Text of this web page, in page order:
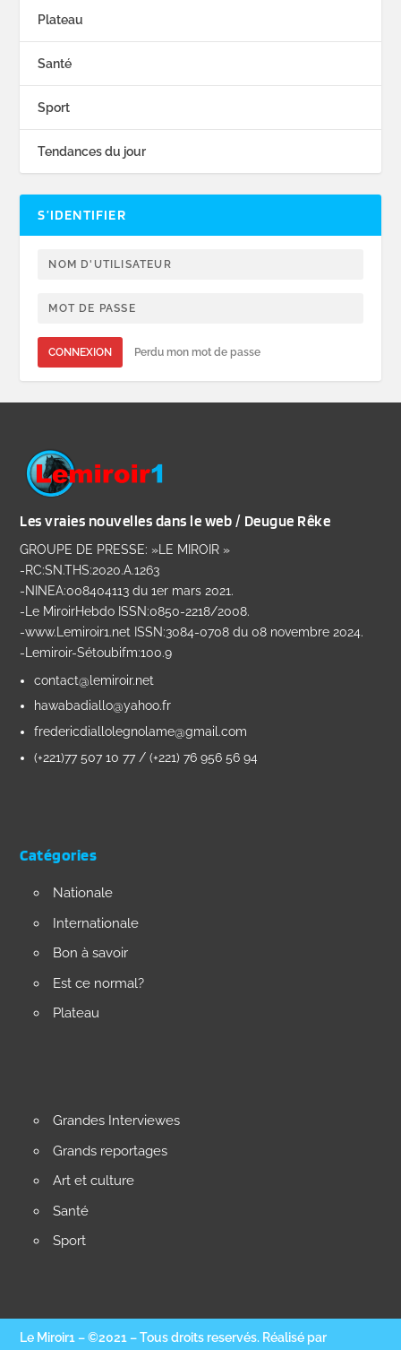
Plateau
Santé
Sport
Tendances du jour
S’IDENTIFIER
CONNEXION Perdu mon mot de passe
Les vraies nouvelles dans le web / Deugue Rêke
GROUPE DE PRESSE: »LE MIROIR »
-RC:SN.THS:2020.A.1263
-NINEA:008404113 du 1er mars 2021.
-Le MiroirHebdo ISSN:0850-2218/2008.
-www.Lemiroir1.net ISSN:3084-0708 du 08 novembre 2024.
-Lemiroir-Sétoubifm:100.9
contact@lemiroir.net
hawabadiallo@yahoo.fr
fredericdiallolegnolame@gmail.com
(+221)77 507 10 77 / (+221) 76 956 56 94
Catégories
Nationale
Internationale
Bon à savoir
Est ce normal?
Plateau
Grandes Interviewes
Grands reportages
Art et culture
Santé
Sport
Le Miroir1 – ©2021 – Tous droits reservés. Réalisé par